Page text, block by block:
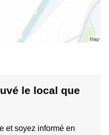
le local que
et soyez informé en